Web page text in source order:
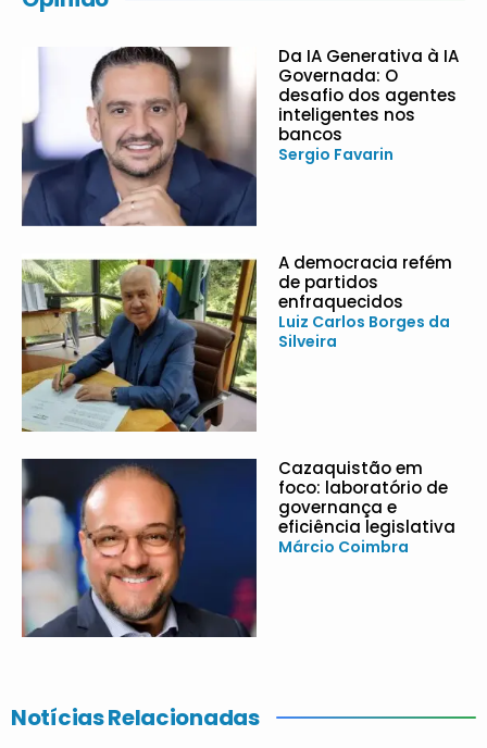
Da IA Generativa à IA
Governada: O
desafio dos agentes
inteligentes nos
bancos
Sergio Favarin
A democracia refém
de partidos
enfraquecidos
Luiz Carlos Borges da
Silveira
Cazaquistão em
foco: laboratório de
governança e
eficiência legislativa
Márcio Coimbra
Notícias Relacionadas